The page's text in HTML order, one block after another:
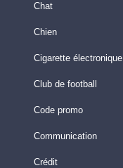
Chat
Chien
Cigarette électronique
Club de football
Code promo
Communication
Crédit